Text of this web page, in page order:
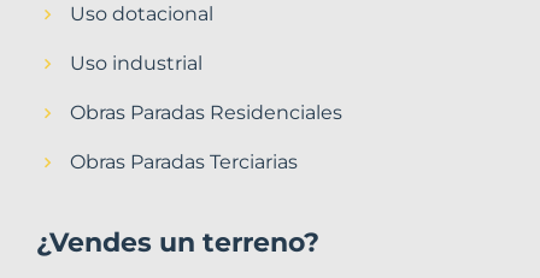
Uso dotacional
Uso industrial
Obras Paradas Residenciales
Obras Paradas Terciarias
¿Vendes un terreno?